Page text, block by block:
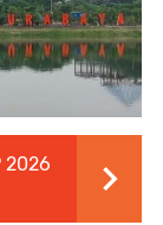
2026